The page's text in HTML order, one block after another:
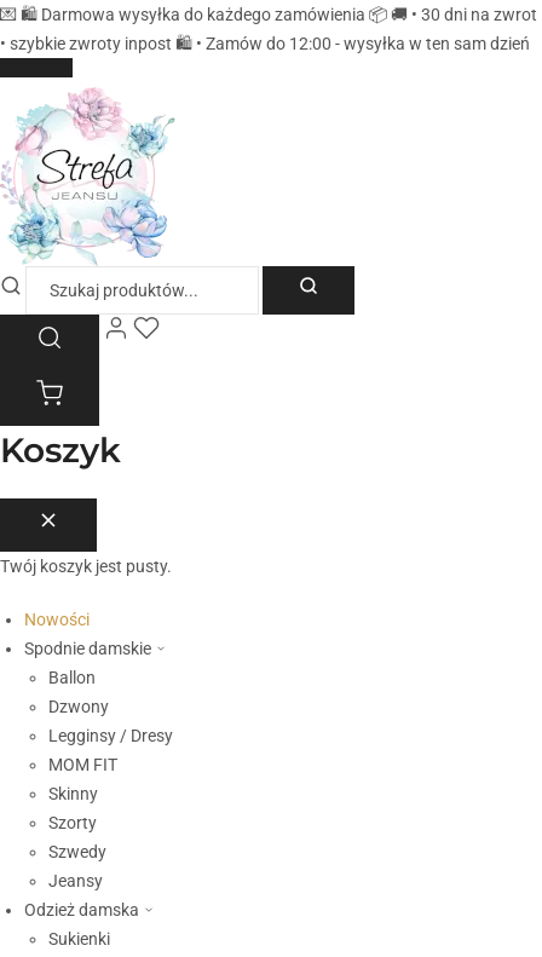
💌 🛍️ Darmowa wysyłka do każdego zamówienia 📦 🚚 • 30 dni na zwrot
• szybkie zwroty inpost 🛍️ • Zamów do 12:00 - wysyłka w ten sam dzień
Koszyk
Twój koszyk jest pusty.
Nowości
Spodnie damskie
Ballon
Dzwony
Legginsy / Dresy
MOM FIT
Skinny
Szorty
Szwedy
Jeansy
Odzież damska
Sukienki